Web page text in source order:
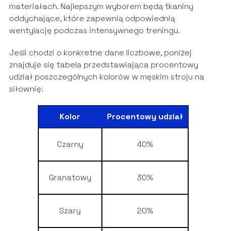
materiałach. Najlepszym wyborem będą tkaniny
oddychające, które zapewnią odpowiednią
wentylację podczas intensywnego treningu.
Jeśli chodzi o konkretne dane liczbowe, poniżej
znajduje się tabela przedstawiająca procentowy
udział poszczególnych kolorów w męskim stroju na
siłownię:
Kolor Procentowy udział
Czarny 40%
Granatowy 30%
Szary 20%